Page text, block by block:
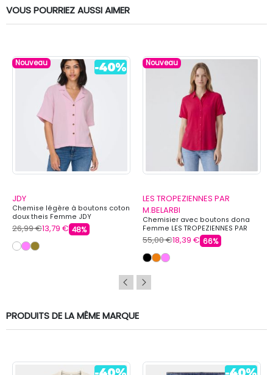
VOUS POURRIEZ AUSSI AIMER
Nouveau
JDY
Chemise légère à boutons coton
doux theis Femme JDY
26,99 €13,79 € 48%
Nouveau
LES TROPEZIENNES PAR
M.BELARBI
Chemisier avec boutons dona
Femme LES TROPEZIENNES PAR
M.BELARBI
55,00 €18,39 € 66%
PRODUITS DE LA MÊME MARQUE